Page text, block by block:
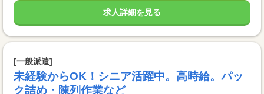
求人詳細を見る
[一般派遣]
未経験からOK！シニア活躍中。高時給。パッ
ク詰め・陳列作業など